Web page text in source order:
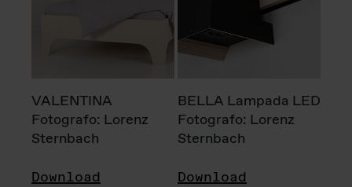
VALENTINA
Fotografo: Lorenz
Sternbach
Download
BELLA Lampada LED
Fotografo: Lorenz
Sternbach
Download